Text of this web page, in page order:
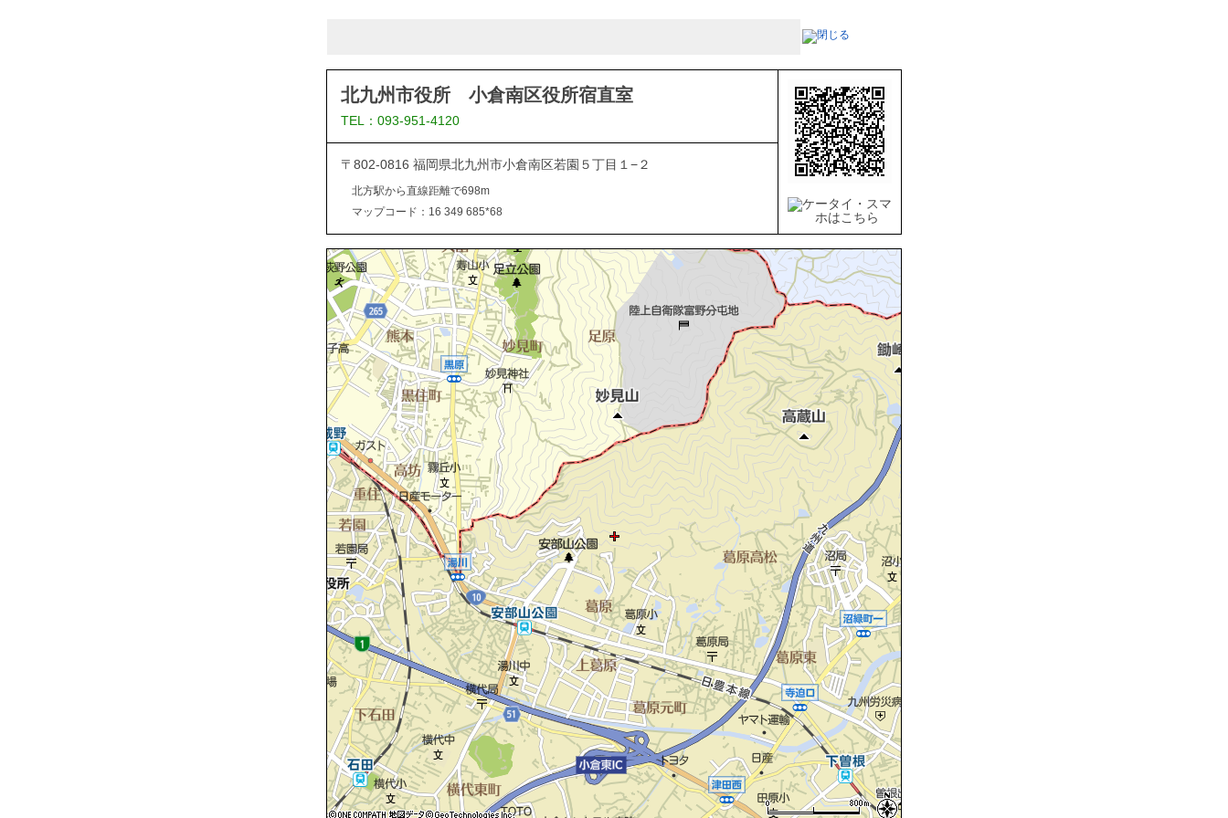
北九州市役所 小倉南区役所宿直室
TEL：093-951-4120
〒802-0816 福岡県北九州市小倉南区若園５丁目１−２
北方駅から直線距離で698m
マップコード：16 349 685*68